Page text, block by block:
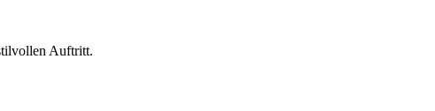
Auftritt.